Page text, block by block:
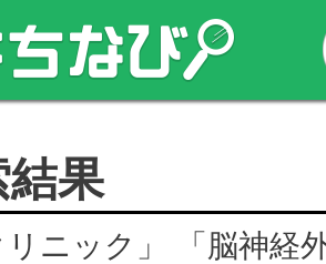
果
リニック」 「脳神経